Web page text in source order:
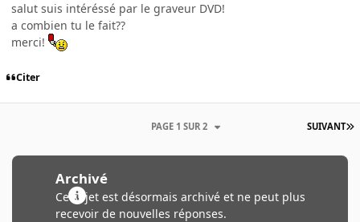
salut suis intéréssé par le graveur DVD!
a combien tu le fait??
merci!
Citer
SUIVANT
PAGE 1 SUR 2
Archivé
Ce sujet est désormais archivé et ne peut plus
recevoir de nouvelles réponses.